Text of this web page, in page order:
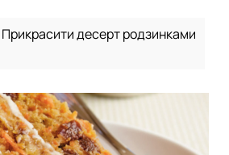
десерт родзинками